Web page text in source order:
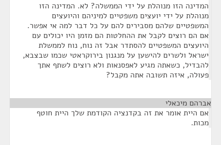
המדינה הזו מנוהלת על ידי הממשלה? לא. המדינה הזו
מנוהלת על ידי יועצים משפטיים למיניהם והיועצים
המשפטיים שלהם מסבירים להם על כל דבר למה אי אפשר.
אם הם רוצים לקבל את ההחלטות הם מזמן היו יכולים עם
היועצים המשפטיים להסתדר אבל זה נוח, נוח לממשלת
ישראל ולשרים להישען על מנגנון בירוקראטי שכמו שבצבא,
להבדיל, כשאתה מגיע לאפסנאות ולא רוצים לשתף אתך
פעולה, איזה תשובה אתה מקבל?
אברהם מיכאלי
אם היית אומר את זה בקדנציה הקודמת שלך היית חוטף
מכות.